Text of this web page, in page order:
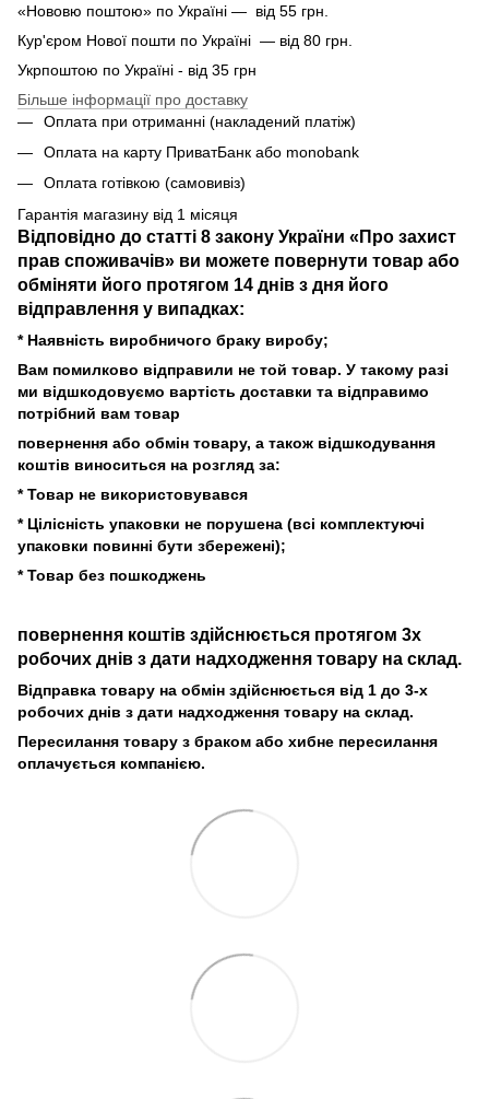
«Нововю поштою» по Україні — від 55 грн.
Кур'єром Нової пошти по Україні — від 80 грн.
Укрпоштою по Україні - від 35 грн
Більше інформації про доставку
Оплата при отриманні (накладений платіж)
Оплата на карту ПриватБанк або monobank
Оплата готівкою (самовивіз)
Гарантія магазину від 1 місяця
Відповідно до статті 8 закону України «Про захист
прав споживачів» ви можете повернути товар або
обміняти його протягом 14 днів з дня його
відправлення у випадках:
* Наявність виробничого браку виробу;
Вам помилково відправили не той товар. У такому разі
ми відшкодовуємо вартість доставки та відправимо
потрібний вам товар
повернення або обмін товару, а також відшкодування
коштів виноситься на розгляд за:
* Товар не використовувався
* Цілісність упаковки не порушена (всі комплектуючі
упаковки повинні бути збережені);
* Товар без пошкоджень
повернення коштів здійснюється протягом 3х
робочих днів з дати надходження товару на склад.
Відправка товару на обмін здійснюється від 1 до 3-х
робочих днів з дати надходження товару на склад.
Пересилання товару з браком або хибне пересилання
оплачується компанією.